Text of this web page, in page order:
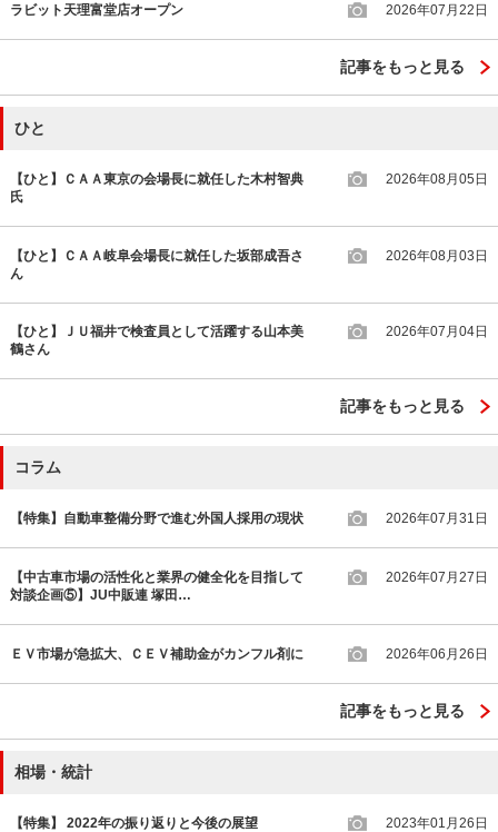
ラビット天理富堂店オープン 2026年07月22日
記事をもっと見る
ひと
【ひと】ＣＡＡ東京の会場長に就任した木村智典
氏
2026年08月05日
【ひと】ＣＡＡ岐阜会場長に就任した坂部成吾さ
ん
2026年08月03日
【ひと】ＪＵ福井で検査員として活躍する山本美
鶴さん
2026年07月04日
記事をもっと見る
コラム
【特集】自動車整備分野で進む外国人採用の現状 2026年07月31日
【中古車市場の活性化と業界の健全化を目指して
対談企画⑤】JU中販連 塚田…
2026年07月27日
ＥＶ市場が急拡大、ＣＥＶ補助金がカンフル剤に 2026年06月26日
記事をもっと見る
相場・統計
【特集】 2022年の振り返りと今後の展望 2023年01月26日